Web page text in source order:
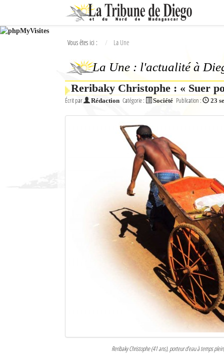
Ok
L'actualité à Diego Suarez
Vous êtes ici : La Une
La Une : l'actualité à
Reribaky Christophe : « Suer
Écrit par Rédaction Catégorie : Société Publication : 23
Reribaky Christophe (41 ans), porteur d’eau à temps